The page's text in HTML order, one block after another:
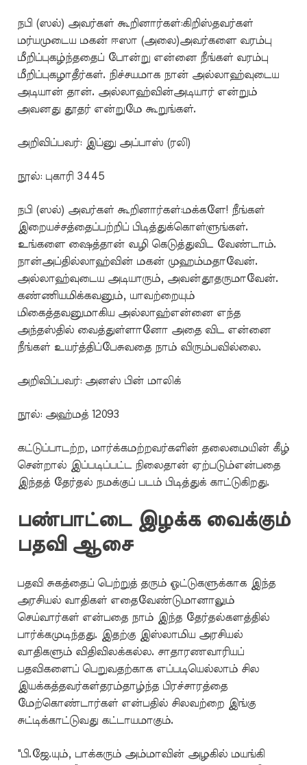
நபி (ஸல்) அவர்கள் கூறினார்கள்:கிறிஸ்தவர்கள்
மர்யமுடைய மகன் ஈஸா (அலை)அவர்களை வரம்பு
மீறிப்புகழ்ந்ததைப் போன்று என்னை நீங்கள் வரம்பு
மீறிப்புகழாதீர்கள். நிச்சயமாக நான் அல்லாஹ்வுடைய
அடியான் தான். அல்லாஹ்வின்அடியார் என்றும்
அவனது தூதர் என்றுமே கூறுங்கள்.
அறிவிப்பவர்: இப்னு அப்பாஸ் (ரலி)
நூல்: புகாரி 3445
நபி (ஸல்) அவர்கள் கூறினார்கள்:மக்களே! நீங்கள்
இறையச்சத்தைப்பற்றிப் பிடித்துக்கொள்ளுங்கள்.
உங்களை ஷைத்தான் வழி கெடுத்துவிட வேண்டாம்.
நான்அப்தில்லாஹ்வின் மகன் முஹம்மதாவேன்.
அல்லாஹ்வுடைய அடியாரும், அவன்தூதருமாவேன்.
கண்ணியமிக்கவனும், யாவற்றையும்
மிகைத்தவனுமாகிய அல்லாஹ்என்னை எந்த
அந்தஸ்தில் வைத்துள்ளானோ அதை விட என்னை
நீங்கள் உயர்த்திப்பேசுவதை நாம் விரும்பவில்லை.
அறிவிப்பவர்: அனஸ் பின் மாலிக்
நூல்: அஹ்மத் 12093
கட்டுப்பாடற்ற, மார்க்கமற்றவர்களின் தலைமையின் கீழ்
சென்றால் இப்படிப்பட்ட நிலைதான் ஏற்படும்என்பதை
இந்தத் தேர்தல் நமக்குப் படம் பிடித்துக் காட்டுகிறது.
பண்பாட்டை இழக்க வைக்கும்
பதவி ஆசை
பதவி சுகத்தைப் பெற்றுத் தரும் ஓட்டுகளுக்காக இந்த
அரசியல் வாதிகள் எதைவேண்டுமானாலும்
செய்வார்கள் என்பதை நாம் இந்த தேர்தல்களத்தில்
பார்க்கமுடிந்தது. இதற்கு இஸ்லாமிய அரசியல்
வாதிகளும் விதிவிலக்கல்ல. சாதாரணவாரியப்
பதவிகளைப் பெறுவதற்காக எப்படியெல்லாம் சில
இயக்கத்தவர்கள்தரம்தாழ்ந்த பிரச்சாரத்தை
மேற்கொண்டார்கள் என்பதில் சிலவற்றை இங்கு
சுட்டிக்காட்டுவது கட்டாயமாகும்.
"பி.ஜே.யும், பாக்கரும் அம்மாவின் அழகில் மயங்கி